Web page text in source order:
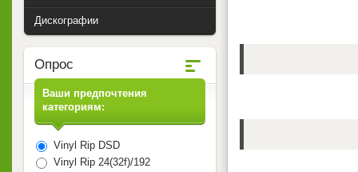
Дискографии
Опрос
Ваши предпочтения
категориям:
Vinyl Rip DSD
Vinyl Rip 24(32f)/192